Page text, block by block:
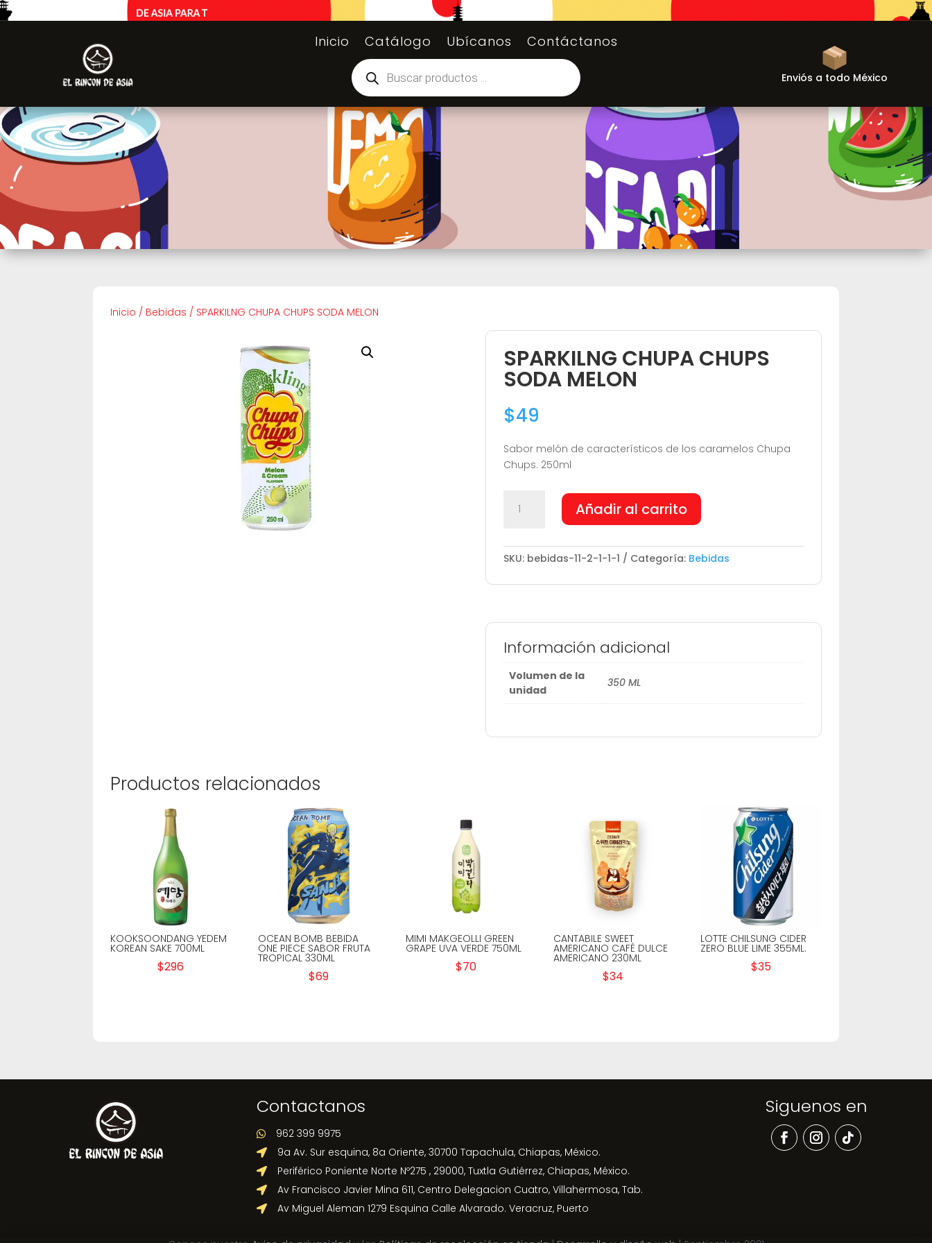
Inicio Catálogo Ubícanos Contáctanos
Búsqueda
de
productos Enviós a todo México
Inicio / Bebidas / SPARKILNG CHUPA CHUPS SODA MELON
SPARKILNG CHUPA CHUPS
SODA MELON
$49
Sabor melón de característicos de los caramelos Chupa
Chups. 250ml
CHUPA
SODA
MELON
Añadir al carrito
SKU: bebidas-11-2-1-1-1 Categoría: Bebidas
Información adicional
Volumen de la
unidad
350 ML
Productos relacionados
KOOKSOONDANG YEDEM
KOREAN SAKE 700ML
$296
OCEAN BOMB BEBIDA
ONE PIECE SABOR FRUTA
TROPICAL 330ML
$69
MIMI MAKGEOLLI GREEN
GRAPE UVA VERDE 750ML
$70
CANTABILE SWEET
AMERICANO CAFÉ DULCE
AMERICANO 230ML
$34
LOTTE CHILSUNG CIDER
ZERO BLUE LIME 355ML.
$35
Contactanos
 962 399 9975
 9a Av. Sur esquina, 8a Oriente, 30700 Tapachula, Chiapas, México.
 Periférico Poniente Norte Nº275 , 29000, Tuxtla Gutiérrez, Chiapas, México.
 Av Francisco Javier Mina 611, Centro Delegacion Cuatro, Villahermosa, Tab.
 Av Miguel Aleman 1279 Esquina Calle Alvarado. Veracruz, Puerto
Siguenos en